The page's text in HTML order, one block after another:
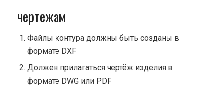
чертежам
Файлы контура должны быть созданы в
формате DXF
Должен прилагаться чертёж изделия в
формате DWG или PDF